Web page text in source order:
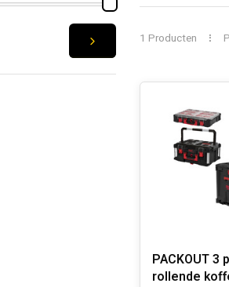
1 Producten
PACKOUT 3
rollende